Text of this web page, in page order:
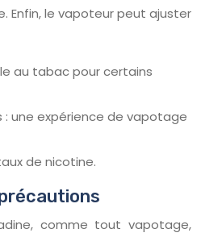
Enfin, le vapoteur peut ajuster
au tabac pour certains
: une expérience de vapotage
de nicotine.
comme tout vapotage,